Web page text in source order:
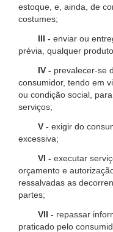
estoque, e, ainda, de
costumes;
III - enviar ou
prévia, qualquer
IV - prevalecer-se
consumidor, tendo em
ou condição social,
serviços;
V - exigir do
excessiva;
VI - executar
orçamento e
ressalvadas as
partes;
VII - repassar
praticado pelo